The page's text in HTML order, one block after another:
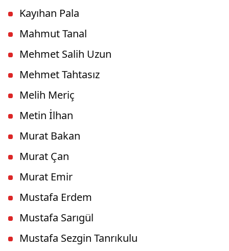
Kayıhan Pala
Mahmut Tanal
Mehmet Salih Uzun
Mehmet Tahtasız
Melih Meriç
Metin İlhan
Murat Bakan
Murat Çan
Murat Emir
Mustafa Erdem
Mustafa Sarıgül
Mustafa Sezgin Tanrıkulu